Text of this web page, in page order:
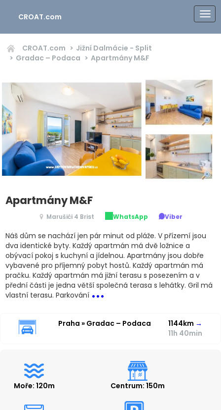
CROAT.com
CROAT.com
Jižní Dalmácie - Split
Gradac – Podaca
Apartmány M&F
Apartmány M&F
Marušići 4 Brist WhatsApp Viber
Náš dům se nachází jen pár minut od pláže. V přízemí jsou
dva identické byty. Každý apartmán má dvě ložnice a
obývací pokoj s kuchyní a jídelnou. Apartmány jsou dobře
vybavené pro příjemný pobyt hostů. Každý apartmán má
pračku. Každý apartmán má jižní terasu s posezením a v
přední části je jedna větší společná terasa s lehátky. Gril má
vlastní terasu. Parkování ...
Praha » Gradac – Podaca 1144km →
11h 40min
Moře: 120m Centrum: 150m